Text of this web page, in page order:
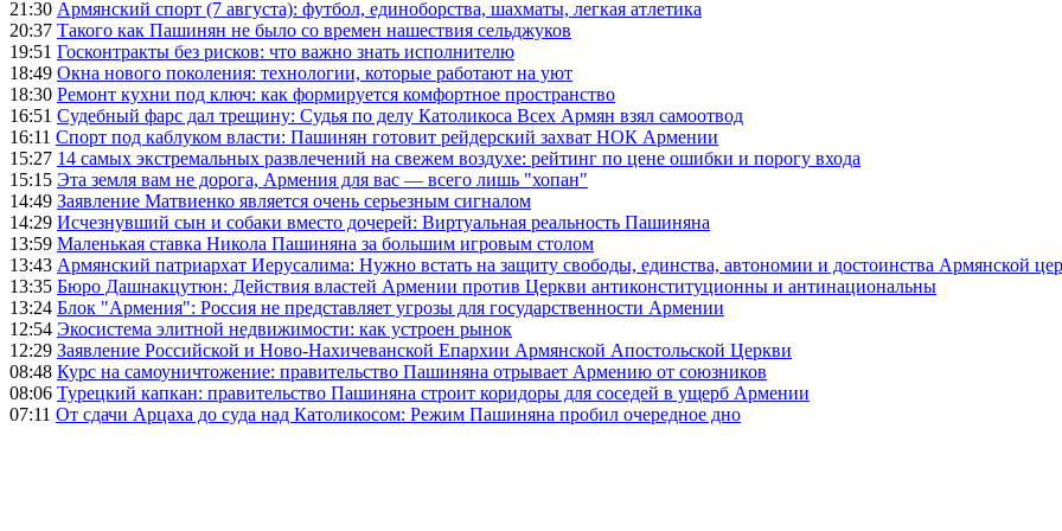
21:30 Армянский спорт (7 августа): футбол, единоборства, шахматы, легкая атлетика
20:37 Такого как Пашинян не было со времен нашествия сельджуков
19:51 Госконтракты без рисков: что важно знать исполнителю
18:49 Окна нового поколения: технологии, которые работают на уют
18:30 Ремонт кухни под ключ: как формируется комфортное пространство
16:51 Судебный фарс дал трещину: Судья по делу Католикоса Всех Армян взял самоотвод
16:11 Спорт под каблуком власти: Пашинян готовит рейдерский захват НОК Армении
15:27 14 самых экстремальных развлечений на свежем воздухе: рейтинг по цене ошибки и порогу входа
15:15 Эта земля вам не дорога, Армения для вас — всего лишь "хопан"
14:49 Заявление Матвиенко является очень серьезным сигналом
14:29 Исчезнувший сын и собаки вместо дочерей: Виртуальная реальность Пашиняна
13:59 Маленькая ставка Никола Пашиняна за большим игровым столом
13:43 Армянский патриархат Иерусалима: Нужно встать на защиту свободы, единства, автономии и достоинства Армянской
13:35 Бюро Дашнакцутюн: Действия властей Армении против Церкви антиконституционны и антинациональны
13:24 Блок "Армения": Россия не представляет угрозы для государственности Армении
12:54 Экосистема элитной недвижимости: как устроен рынок
12:29 Заявление Российской и Ново-Нахичеванской Епархии Армянской Апостольской Церкви
08:48 Курс на самоуничтожение: правительство Пашиняна отрывает Армению от союзников
08:06 Турецкий капкан: правительство Пашиняна строит коридоры для соседей в ущерб Армении
07:11 От сдачи Арцаха до суда над Католикосом: Режим Пашиняна пробил очередное дно